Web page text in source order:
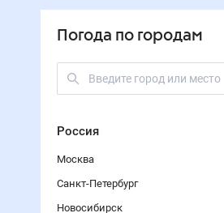
Погода по городам
Россия
Москва
Санкт-Петербург
Новосибирск